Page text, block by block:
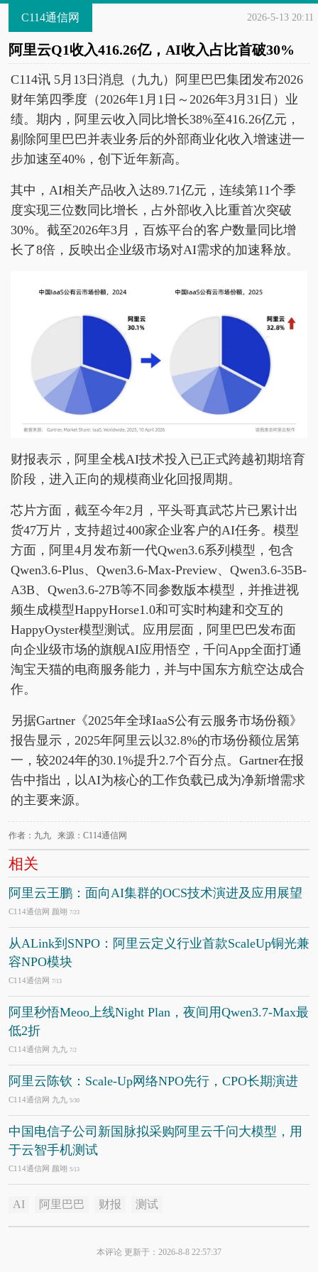
C114通信网 2026-5-13 20:11
阿里云Q1收入416.26亿，AI收入占比首破30%
C114讯 5月13日消息（九九）阿里巴巴集团发布2026
财年第四季度（2026年1月1日～2026年3月31日）业
绩。期内，阿里云收入同比增长38%至416.26亿元，
剔除阿里巴巴并表业务后的外部商业化收入增速进一
步加速至40%，创下近年新高。
其中，AI相关产品收入达89.71亿元，连续第11个季
度实现三位数同比增长，占外部收入比重首次突破
30%。截至2026年3月，百炼平台的客户数量同比增
长了8倍，反映出企业级市场对AI需求的加速释放。
财报表示，阿里全栈AI技术投入已正式跨越初期培育
阶段，进入正向的规模商业化回报周期。
芯片方面，截至今年2月，平头哥真武芯片已累计出
货47万片，支持超过400家企业客户的AI任务。模型
方面，阿里4月发布新一代Qwen3.6系列模型，包含
Qwen3.6-Plus、Qwen3.6-Max-Preview、Qwen3.6-35B-
A3B、Qwen3.6-27B等不同参数版本模型，并推进视
频生成模型HappyHorse1.0和可实时构建和交互的
HappyOyster模型测试。应用层面，阿里巴巴发布面
向企业级市场的旗舰AI应用悟空，千问App全面打通
淘宝天猫的电商服务能力，并与中国东方航空达成合
作。
另据Gartner《2025年全球IaaS公有云服务市场份额》
报告显示，2025年阿里云以32.8%的市场份额位居第
一，较2024年的30.1%提升2.7个百分点。Gartner在报
告中指出，以AI为核心的工作负载已成为净新增需求
的主要来源。
作者：九九 来源：C114通信网
相关
阿里云王鹏：面向AI集群的OCS技术演进及应用展望
C114通信网 颜翊 7/23
从ALink到SNPO：阿里云定义行业首款ScaleUp铜光兼
容NPO模块
C114通信网 7/13
阿里秒悟Meoo上线Night Plan，夜间用Qwen3.7-Max最
低2折
C114通信网 九九 7/2
阿里云陈钦：Scale-Up网络NPO先行，CPO长期演进
C114通信网 九九 5/30
中国电信子公司新国脉拟采购阿里云千问大模型，用
于云智手机测试
C114通信网 颜翊 5/13
AI 阿里巴巴 财报 测试
本评论 更新于：2026-8-8 22:57:37